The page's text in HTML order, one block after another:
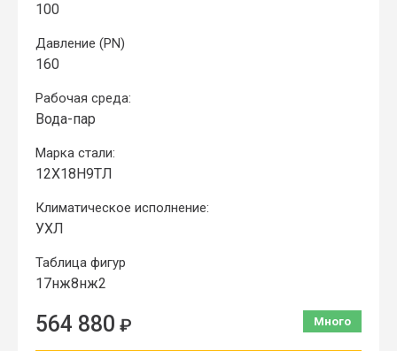
100
Давление (PN)
160
Рабочая среда:
Вода-пар
Марка стали:
12Х18Н9ТЛ
Климатическое исполнение:
УХЛ
Таблица фигур
17нж8нж2
Много
564 880 ₽